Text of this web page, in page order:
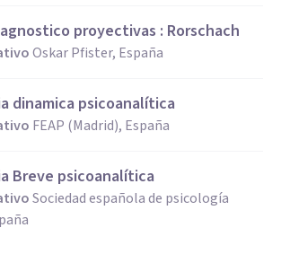
proyectivas : Rorschach
Oskar Pfister, España
dinamica psicoanalítica
FEAP (Madrid), España
Breve psicoanalítica
Sociedad española de psicología